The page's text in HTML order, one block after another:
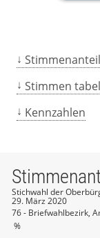
Stimmen
Kennzahlen
%
Stichwahl der
29. März 2020
76 - Briefwahlbezirk,